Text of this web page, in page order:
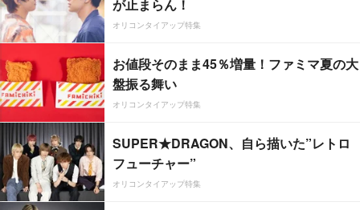
が止まらん！
オリコンタイアップ特集
お値段そのまま45％増量！ファミマ夏の大
盤振る舞い
オリコンタイアップ特集
SUPER★DRAGON、自ら描いた”レトロ
フューチャー”
オリコンタイアップ特集